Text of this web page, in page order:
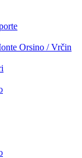
Orsino / Vrčin